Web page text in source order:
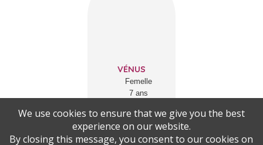
VÉNUS
Femelle
7 ans
We use cookies to ensure that we give you the best
experience on our website.
By closing this message, you consent to our cookies on